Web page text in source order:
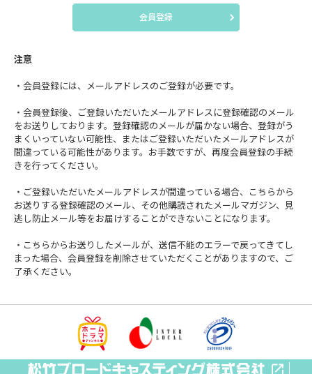
会員登録
注意
・会員登録には、メールアドレスのご登録が必要です。
・会員登録後、ご登録いただいたメールアドレスに登録確認のメール
をお送りしております。登録確認のメールが届かない場合、登録がう
まくいっていない可能性、またはご登録いただいたメールアドレスが
間違っている可能性があります。お手数ですが、再度会員登録の手続
きを行ってください。
・ご登録いただいたメールアドレスが間違っている場合、こちらから
お送りする登録確認のメール、その他購読されたメールマガジン、見
逃し防止メール等をお届けすることができないことになります。
・こちらからお送りしたメールが、送信不能のエラーで戻ってきてし
まった場合、会員登録を削除させていただくことがありますので、ご
了承ください。